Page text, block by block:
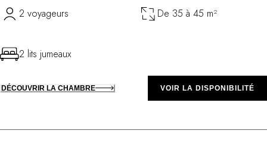
2 voyageurs De 35 à 45 m²
2 lits jumeaux
DÉCOUVRIR LA CHAMBRE VOIR LA DISPONIBILITÉ